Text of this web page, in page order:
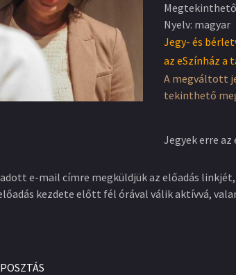
Megtekinthető
Nyelv: magyar
Jegy- és
az eSzínház a
A megváltott
tekinthető
Jegyek erre
e-mail címre megküldjük az előadás
kezdete előtt fél órával válik aktívvá,